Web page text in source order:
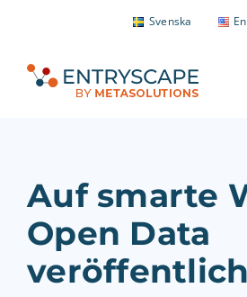
content
Svenska
Auf smarte
Open Data